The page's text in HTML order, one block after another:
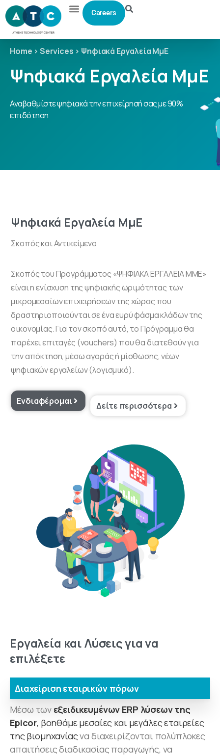
Careers
Home > Services > Ψηφιακά Εργαλεία ΜμΕ
Ψηφιακά Εργαλεία ΜμΕ
Αναβαθμίστε ψηφιακά την επιχείρησή σας με 90%
επιδότηση
Ψηφιακά Εργαλεία ΜμΕ
Σκοπός και Αντικείμενο
Σκοπός του Προγράμματος «ΨΗΦΙΑΚΑ ΕΡΓΑΛΕΙΑ ΜΜΕ»
είναι η ενίσχυση της ψηφιακής ωριμότητας των
μικρομεσαίων επιχειρήσεων της χώρας που
δραστηριοποιούνται σε ένα ευρύ φάσμα κλάδων της
οικονομίας. Για τον σκοπό αυτό, το Πρόγραμμα θα
παρέχει επιταγές (vouchers) που θα διατεθούν για
την απόκτηση, μέσω αγοράς ή μίσθωσης, νέων
ψηφιακών εργαλείων (λογισμικό).
Ενδιαφέρομαι Δείτε περισσότερα
Εργαλεία καιΛύσειςγιανα
επιλέξετε
Διαχείριση εταιρικών πόρων
Μέσω των εξειδικευμένων ERP λύσεων της
Epicor, βοηθάμε μεσαίες και μεγάλες εταιρείες
της βιομηχανίαςνα διαχειρίζονται πολύπλοκες
απαιτήσεις διαδικασίας παραγωγής, να